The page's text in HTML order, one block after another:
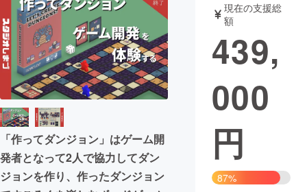
テクノロジー・ガジェット
映像・映画 書籍・雑誌
ビジネス・起業 チャレンジ
まちづくり・地域活性化
CAMPFIRE for Social Good
CAMPFIRE Creation
「作ってダンジョン」はゲーム開
発者となって2人で協力してダン
ジョンを作り、作ったダンジョン
現在の支援総
額
439,
000
円
87%